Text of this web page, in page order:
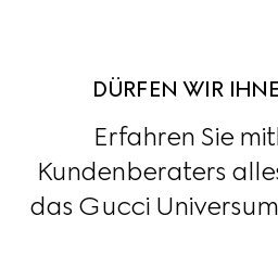
DÜRFEN WIR
Erfahren Sie
Kundenberaters
das Gucci